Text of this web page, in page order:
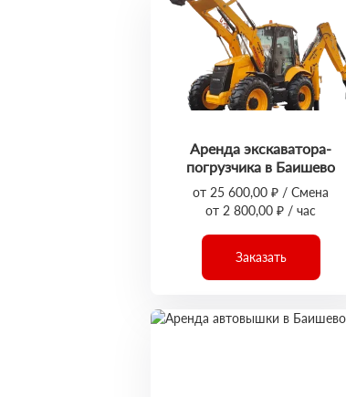
Аренда экскаватора-
погрузчика в Баишево
от 25 600,00 ₽ / Смена
от 2 800,00 ₽ / час
Заказать